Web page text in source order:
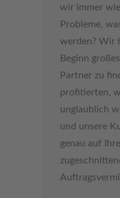
wir immer
Probleme,
werden? Wir
Beginn
Partner zu
profitierten,
unglaublich
und unsere
genau auf